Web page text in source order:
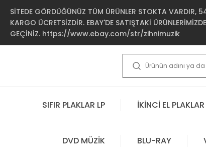
SİTEDE GÖRDÜĞÜNÜZ TÜM ÜRÜNLER STOKTA VARDIR,
KARGO ÜCRETSİZDİR. EBAY'DE SATIŞTAKİ
GEÇİNİZ. https://www.ebay.com/str/zihnimuzik
SIFIR PLAKLAR LP İKİNCİ EL PLAKLAR
DVD MÜZİK BLU-RAY